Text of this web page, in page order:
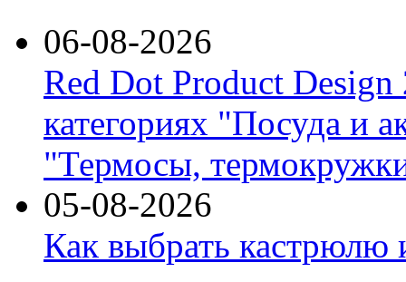
06-08-2026
Red Dot Product Design
категориях "Посуда и
"Термосы,
05-08-2026
Как выбрать кастрюлю